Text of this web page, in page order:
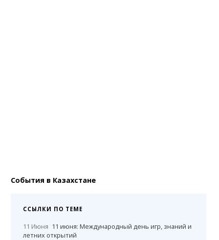
События в Казахстане
ССЫЛКИ ПО ТЕМЕ
11 Июня 11 июня: Международный день игр, знаний и
летних открытий